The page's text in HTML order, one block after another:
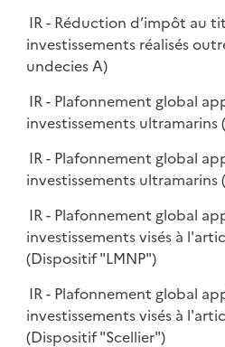
IR - Réduction d’impôt au
investissements réalisés
undecies A)
IR - Plafonnement global
investissements ultramarins
IR - Plafonnement global
investissements ultramarins
IR - Plafonnement global
investissements visés à
(Dispositif "LMNP")
IR - Plafonnement global
investissements visés à
(Dispositif "Scellier")